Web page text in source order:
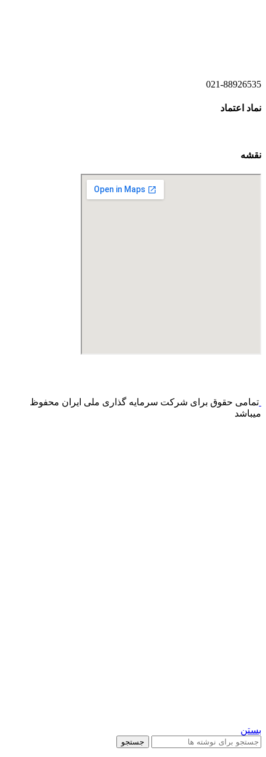
021-88926535
نماد اعتماد
نقشه
تمامی حقوق برای شرکت سرمایه گذاری ملی ایران محفوظ
میباشد
بستن
جستجو